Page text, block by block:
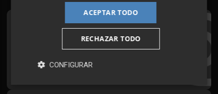
Suscríbete al Boletín
¡Quiero suscribirme!
ACEPTAR TODO
RECHAZAR TODO
CONFIGURAR